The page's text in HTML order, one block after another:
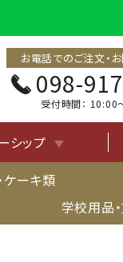
お電話でのご注文・
098-
受付時間： 10:00
シップ
ついて
ケーキ類
学校用品